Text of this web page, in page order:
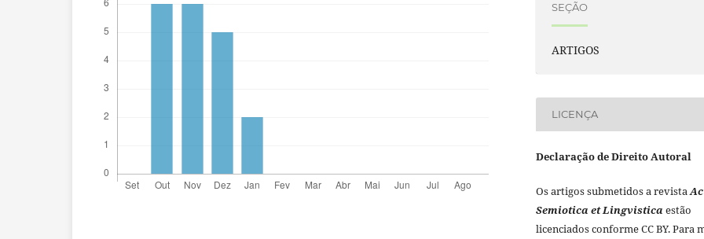
SEÇÃO
ARTIGOS
LICENÇA
Declaração de Direito Autoral
Os artigos submetidos a revista
Semiotica et Lingvistica estão
licenciados conforme CC BY. Para